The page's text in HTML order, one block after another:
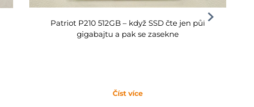
Patriot P210 512GB – když SSD čte jen půl
gigabajtu a pak se zasekne
Číst více